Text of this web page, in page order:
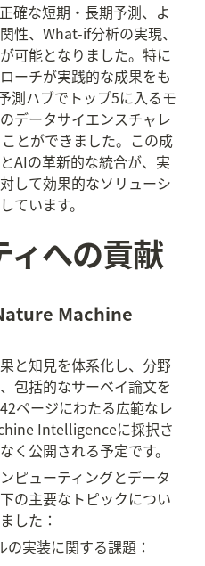
確な短期・長期予測、よ
性、What-if分析の実現、
可能となりました。特に
ーチが実践的な成果をも
測ハブでトップ5に入るモ
データサイエンスチャレ
とができました。この成
AIの革新的な統合が、実
して効果的なソリューシ
ています。
ィへの貢献
Machine
と知見を体系化し、分野
包括的なサーベイ論文を
ページにわたる広範なレ
Intelligenceに採択さ
く公開される予定です。
ピューティングとデータ
の主要なトピックについ
した：
実装に関する課題：